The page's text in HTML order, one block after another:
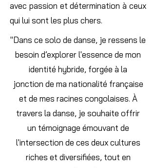
avec passion et détermination à ceux
qui lui sont les plus chers.
"Dans ce solo de danse, je ressens le
besoin d’explorer l'essence de mon
identité hybride, forgée à la
jonction de ma nationalité française
et de mes racines congolaises. À
travers la danse, je souhaite offrir
un témoignage émouvant de
l'intersection de ces deux cultures
riches et diversifiées, tout en